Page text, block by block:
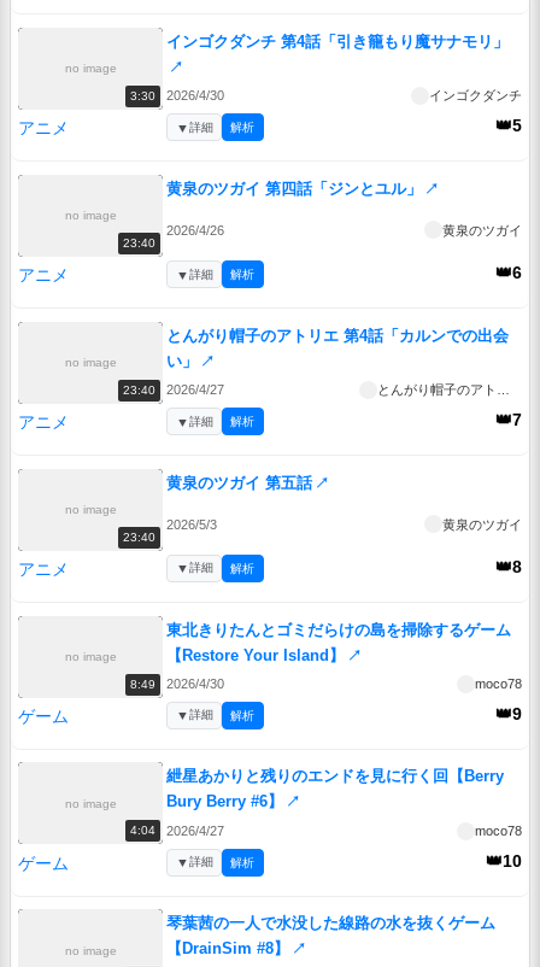
no image
3:30
インゴクダンチ 第4話「引き籠もり魔サナモリ」
↗
2026/4/30 インゴクダンチ
アニメ 👑5
▼詳細 解析
no image
23:40
黄泉のツガイ 第四話「ジンとユル」 ↗
2026/4/26 黄泉のツガイ
アニメ 👑6
▼詳細 解析
no image
23:40
とんがり帽子のアトリエ 第4話「カルンでの出会
い」
↗
2026/4/27
アニメ 👑7
▼詳細 解析
no image
23:40
黄泉のツガイ 第五話 ↗
2026/5/3 黄泉のツガイ
アニメ 👑8
▼詳細 解析
no image
8:49
東北きりたんとゴミだらけの島を掃除するゲーム
【Restore Your Island】
↗
2026/4/30 moco78
ゲーム 👑9
▼詳細 解析
no image
4:04
紲星あかりと残りのエンドを見に行く回【Berry
Bury Berry #6】
↗
2026/4/27 moco78
ゲーム 👑10
▼詳細 解析
no image
琴葉茜の一人で水没した線路の水を抜くゲーム
【DrainSim #8】
↗